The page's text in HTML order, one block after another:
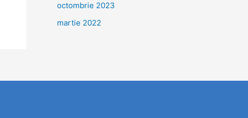
octombrie 2023
martie 2022